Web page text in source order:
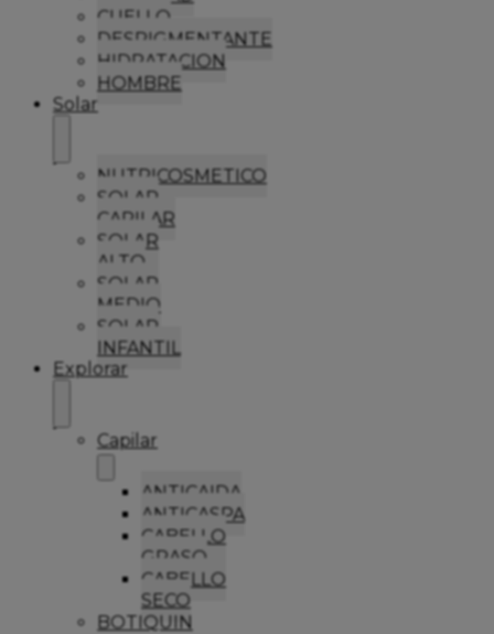
CUELLO
DESPIGMENTANTE
HIDRATACION
HOMBRE
Solar
NUTRICOSMETICO
SOLAR
CAPILAR
SOLAR
ALTO
SOLAR
MEDIO
SOLAR
INFANTIL
Explorar
Capilar
ANTICAIDA
ANTICASPA
CABELLO
GRASO
CABELLO
SECO
BOTIQUIN